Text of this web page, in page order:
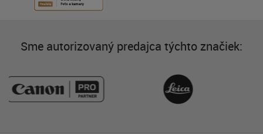
Sme autorizovaný predajca týchto značiek: